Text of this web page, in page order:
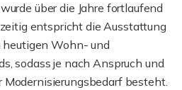
über die Jahre fortlaufend
entspricht die Ausstattung
Wohn- und
sodass je nach Anspruch und
besteht.